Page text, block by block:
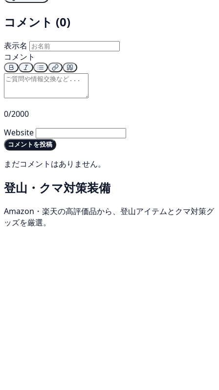
コメント (0)
表示名
コメント
0/2000
Website
コメントを投稿
まだコメントはありません。
登山・クマ対策装備
Amazon・楽天の高評価品から、登山アイテムとクマ対策グ
ッズを厳選。